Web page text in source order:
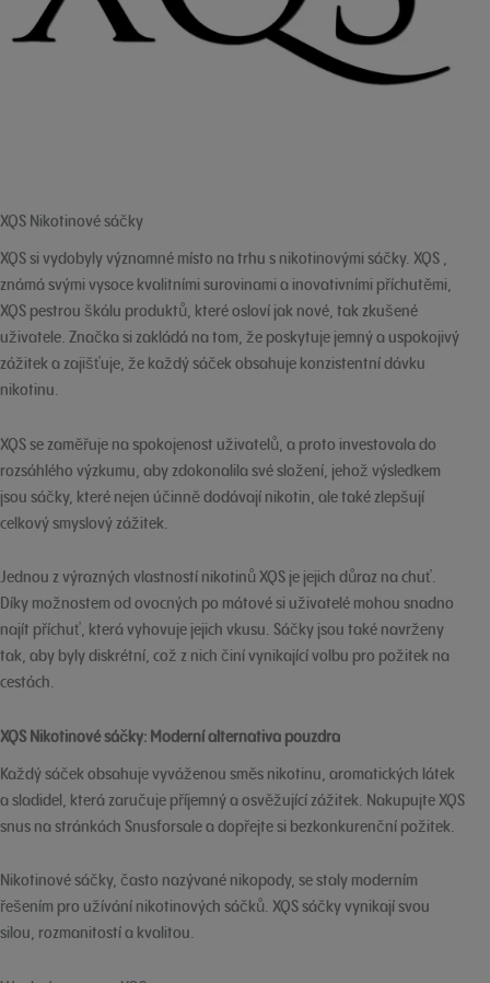
XQS Nikotinové sáčky
XQS si vydobyly významné místo na trhu s nikotinovými sáčky. XQS ,
známá svými vysoce kvalitními surovinami a inovativními příchutěmi,
XQS pestrou škálu produktů, které osloví jak nové, tak zkušené
uživatele. Značka si zakládá na tom, že poskytuje jemný a uspokojivý
zážitek a zajišťuje, že každý sáček obsahuje konzistentní dávku
nikotinu.
XQS se zaměřuje na spokojenost uživatelů, a proto investovala do
rozsáhlého výzkumu, aby zdokonalila své složení, jehož výsledkem
jsou sáčky, které nejen účinně dodávají nikotin, ale také zlepšují
celkový smyslový zážitek.
Jednou z výrazných vlastností nikotinů XQS je jejich důraz na chuť.
Díky možnostem od ovocných po mátové si uživatelé mohou snadno
najít příchuť, která vyhovuje jejich vkusu. Sáčky jsou také navrženy
tak, aby byly diskrétní, což z nich činí vynikající volbu pro požitek na
cestách.
XQS Nikotinové sáčky: Moderní alternativa pouzdra
Každý sáček obsahuje vyváženou směs nikotinu, aromatických látek
a sladidel, která zaručuje příjemný a osvěžující zážitek. Nakupujte XQS
snus na stránkách Snusforsale a dopřejte si bezkonkurenční požitek.
Nikotinové sáčky, často nazývané nikopody, se staly moderním
řešením pro užívání nikotinových sáčků. XQS sáčky vynikají svou
silou, rozmanitostí a kvalitou.